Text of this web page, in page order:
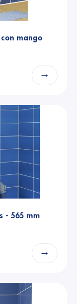
mango
→
- 565 mm
→